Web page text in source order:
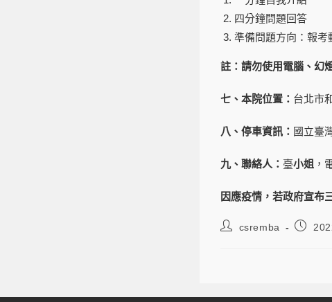
四分鐘問題回答
準備問題方向：報考
註：請勿使用電腦、幻
七、本院位置： 台北市
八、停車資訊： 國立臺
九、聯絡人： 臺小姐 ，
因應疫情，若政府宣布
csremba